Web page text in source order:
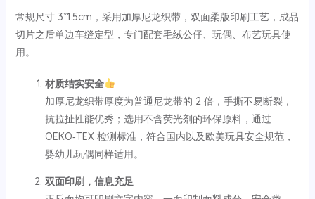
常规尺寸 3*1.5cm，采用加厚尼龙织带，双面柔版印刷工艺，成品
切片之后单边车缝定型，专门配套毛绒公仔、玩偶、布艺玩具使
用。
材质结实安全
加厚尼龙织带厚度为普通尼龙带的 2 倍，手撕不易断裂，
抗拉扯性能优秀；选用不含荧光剂的环保原料，通过
OEKO‑TEX 检测标准，符合国内以及欧美玩具安全规范，
婴幼儿玩偶同样适用。
双面印刷，信息充足